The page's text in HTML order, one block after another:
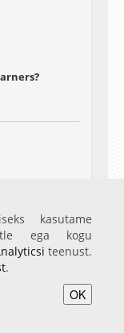
kasutame
ega kogu
teenust.
.
OK